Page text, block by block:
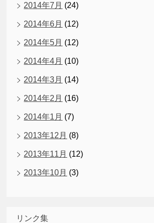
2014年7月 (24)
2014年6月 (12)
2014年5月 (12)
2014年4月 (10)
2014年3月 (14)
2014年2月 (16)
2014年1月 (7)
2013年12月 (8)
2013年11月 (12)
2013年10月 (3)
リンク集